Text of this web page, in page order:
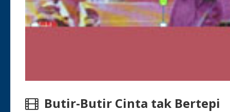
Butir-Butir Cinta tak Bertepi